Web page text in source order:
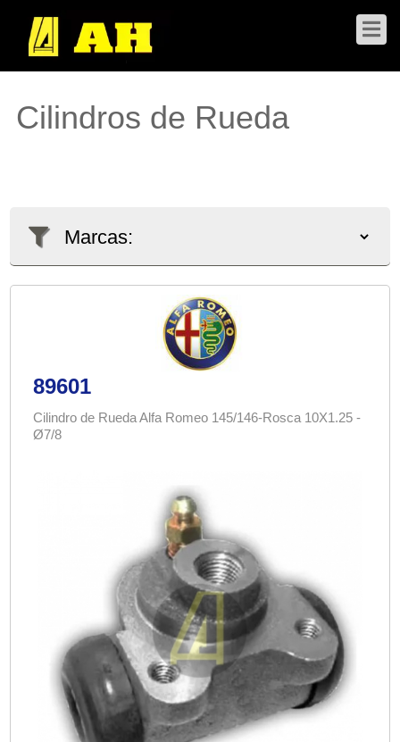
Cilindros de Rueda
89601
Cilindro de Rueda Alfa Romeo 145/146-Rosca 10X1.25 -
Ø7/8